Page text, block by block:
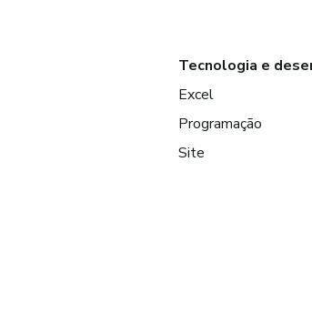
Tecnologia e
Excel
Programação
Site